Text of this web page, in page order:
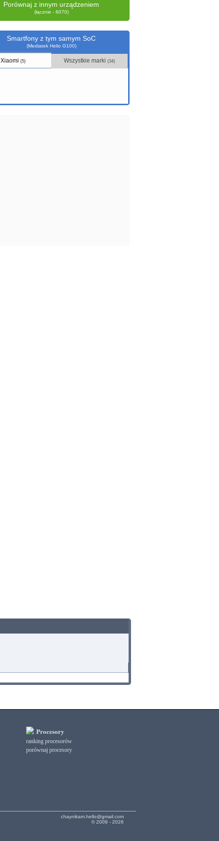
Porównaj z innym urządzeniem
(łącznie - 6070)
Smartfony z tym samym SoC
(Mediatek Helio G100)
Xiaomi(5) Wszystkie marki(34)
Procesory
ranking procesorów
porównaj procesory
chaynikam.hello@gmail.com
© 2009 - 2026